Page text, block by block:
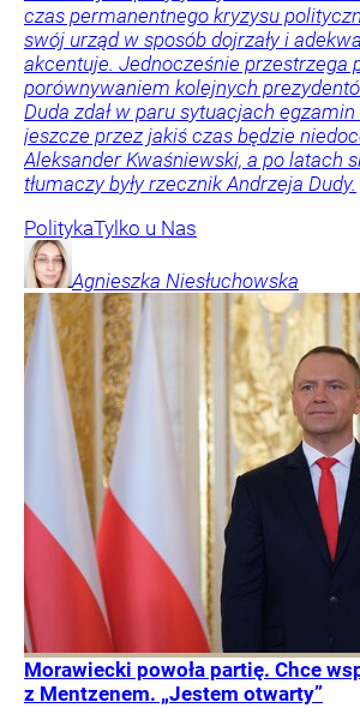
czas permanentnego kryzysu
swój urząd w sposób dojrzały i
akcentuje. Jednocześnie przestrzega
porównywaniem kolejnych
Duda zdał w paru sytuacjach
jeszcze przez jakiś czas będzie
Aleksander Kwaśniewski, a po latach
tłumaczy były rzecznik Andrzeja Dudy.
PolitykaTylko u Nas
Agnieszka Niesłuchowska
Morawiecki powoła partię. Chce
z Mentzenem. „Jestem otwarty”